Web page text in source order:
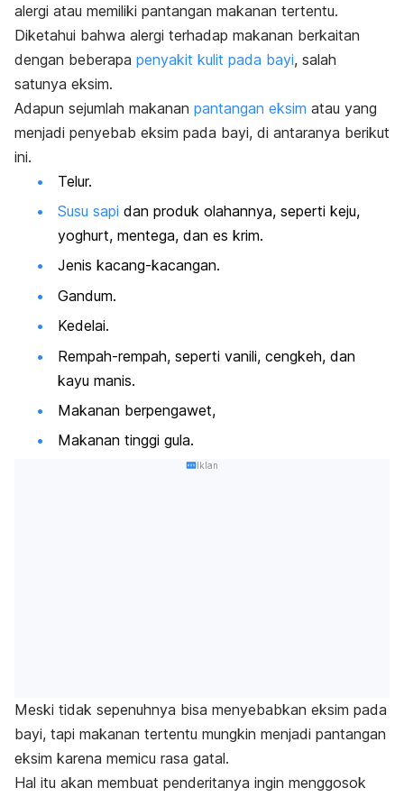
alergi atau memiliki pantangan makanan tertentu.
Diketahui bahwa alergi terhadap makanan berkaitan
dengan beberapa penyakit kulit pada bayi, salah
satunya eksim.
Adapun sejumlah makanan pantangan eksim atau yang
menjadi penyebab eksim pada bayi, di antaranya berikut
ini.
Telur.
Susu sapi dan produk olahannya, seperti keju,
yoghurt, mentega, dan es krim.
Jenis kacang-kacangan.
Gandum.
Kedelai.
Rempah-rempah, seperti vanili, cengkeh, dan
kayu manis.
Makanan berpengawet,
Makanan tinggi gula.
Iklan
Meski tidak sepenuhnya bisa menyebabkan eksim pada
bayi, tapi makanan tertentu mungkin menjadi pantangan
eksim karena memicu rasa gatal.
Hal itu akan membuat penderitanya ingin menggosok